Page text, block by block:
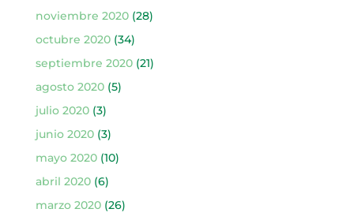
noviembre 2020(28)
octubre 2020(34)
septiembre 2020(21)
agosto 2020(5)
julio 2020(3)
junio 2020(3)
mayo 2020(10)
abril 2020(6)
marzo 2020(26)